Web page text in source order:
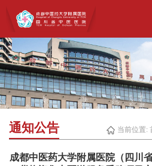
当前位置:
通知公告
成都中医药大学附属医院（四川